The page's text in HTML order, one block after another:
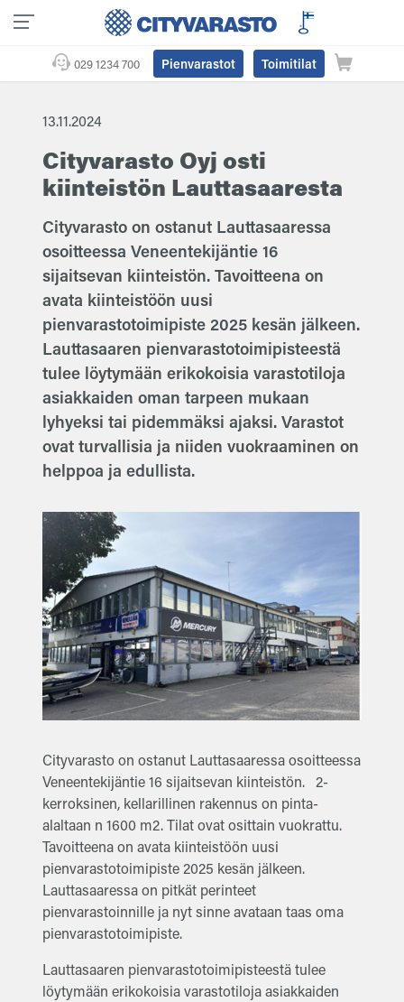
029 1234 700 Pienvarastot Toimitilat
13.11.2024
Cityvarasto Oyj osti
kiinteistön Lauttasaaresta
Cityvarasto on ostanut Lauttasaaressa
osoitteessa Veneentekijäntie 16
sijaitsevan kiinteistön. Tavoitteena on
avata kiinteistöön uusi
pienvarastotoimipiste 2025 kesän jälkeen.
Lauttasaaren pienvarastotoimipisteestä
tulee löytymään erikokoisia varastotiloja
asiakkaiden oman tarpeen mukaan
lyhyeksi tai pidemmäksi ajaksi. Varastot
ovat turvallisia ja niiden vuokraaminen on
helppoa ja edullista.
Cityvarasto on ostanut Lauttasaaressa osoitteessa
Veneentekijäntie 16 sijaitsevan kiinteistön. 2-
kerroksinen, kellarillinen rakennus on pinta-
alaltaan n 1600 m2. Tilat ovat osittain vuokrattu.
Tavoitteena on avata kiinteistöön uusi
pienvarastotoimipiste 2025 kesän jälkeen.
Lauttasaaressa on pitkät perinteet
pienvarastoinnille ja nyt sinne avataan taas oma
pienvarastotoimipiste.
Lauttasaaren pienvarastotoimipisteestä tulee
löytymään erikokoisia varastotiloja asiakkaiden